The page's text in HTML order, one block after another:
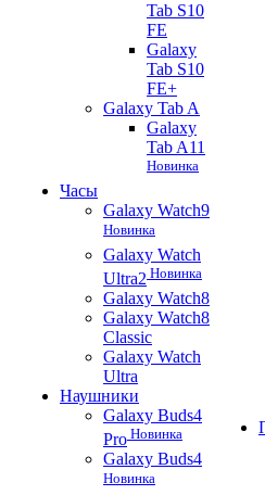
Tab S10
FE
Galaxy
Tab S10
FE+
Galaxy Tab A
Galaxy
Tab A11
Новинка
Часы
Galaxy Watch9
Новинка
Galaxy Watch
Ultra2 Новинка
Galaxy Watch8
Galaxy Watch8
Classic
Galaxy Watch
Ultra
Наушники
Galaxy Buds4
Pro Новинка
Galaxy Buds4
Новинка